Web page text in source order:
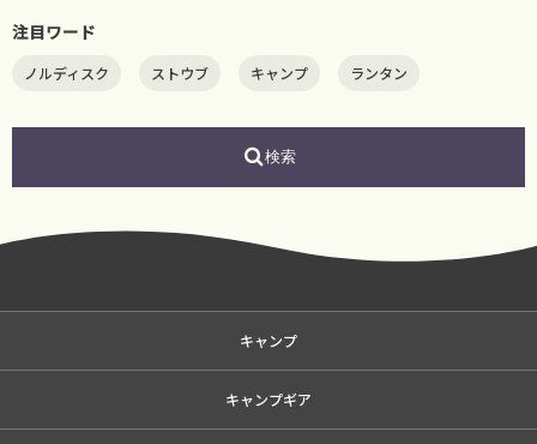
注目ワード
ノルディスク ストウブ キャンプ ランタン
検索
キャンプ
キャンプギア